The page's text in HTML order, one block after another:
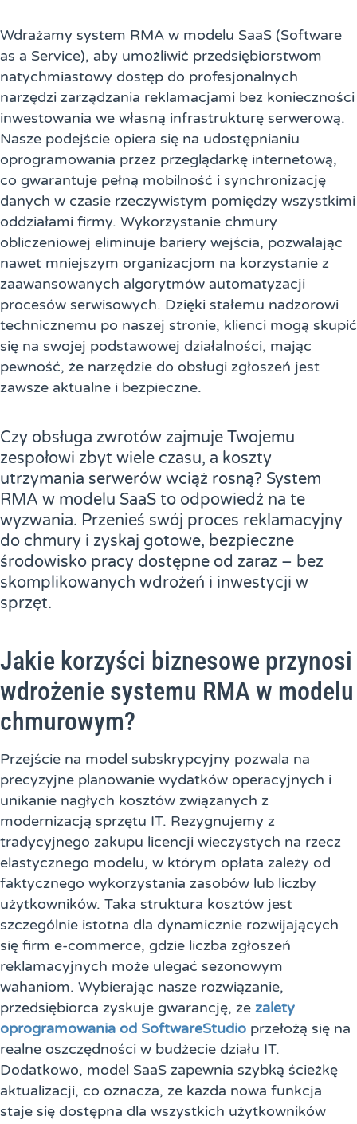
Wdrażamy system RMA w modelu SaaS (Software
as a Service), aby umożliwić przedsiębiorstwom
natychmiastowy dostęp do profesjonalnych
narzędzi zarządzania reklamacjami bez konieczności
inwestowania we własną infrastrukturę serwerową.
Nasze podejście opiera się na udostępnianiu
oprogramowania przez przeglądarkę internetową,
co gwarantuje pełną mobilność i synchronizację
danych w czasie rzeczywistym pomiędzy wszystkimi
oddziałami firmy. Wykorzystanie chmury
obliczeniowej eliminuje bariery wejścia, pozwalając
nawet mniejszym organizacjom na korzystanie z
zaawansowanych algorytmów automatyzacji
procesów serwisowych. Dzięki stałemu nadzorowi
technicznemu po naszej stronie, klienci mogą skupić
się na swojej podstawowej działalności, mając
pewność, że narzędzie do obsługi zgłoszeń jest
zawsze aktualne i bezpieczne.
Czy obsługa zwrotów zajmuje Twojemu
zespołowi zbyt wiele czasu, a koszty
utrzymania serwerów wciąż rosną? System
RMA w modelu SaaS to odpowiedź na te
wyzwania. Przenieś swój proces reklamacyjny
do chmury i zyskaj gotowe, bezpieczne
środowisko pracy dostępne od zaraz – bez
skomplikowanych wdrożeń i inwestycji w
sprzęt.
Jakie korzyści biznesowe przynosi
wdrożenie systemu RMA w modelu
chmurowym?
Przejście na model subskrypcyjny pozwala na
precyzyjne planowanie wydatków operacyjnych i
unikanie nagłych kosztów związanych z
modernizacją sprzętu IT. Rezygnujemy z
tradycyjnego zakupu licencji wieczystych na rzecz
elastycznego modelu, w którym opłata zależy od
faktycznego wykorzystania zasobów lub liczby
użytkowników. Taka struktura kosztów jest
szczególnie istotna dla dynamicznie rozwijających
się firm e-commerce, gdzie liczba zgłoszeń
reklamacyjnych może ulegać sezonowym
wahaniom. Wybierając nasze rozwiązanie,
przedsiębiorca zyskuje gwarancję, że zalety
oprogramowania od SoftwareStudio przełożą się na
realne oszczędności w budżecie działu IT.
Dodatkowo, model SaaS zapewnia szybką ścieżkę
aktualizacji, co oznacza, że każda nowa funkcja
staje się dostępna dla wszystkich użytkowników